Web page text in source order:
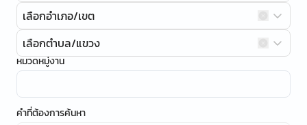
เลือกอำเภอ/เขต
เลือกตำบล/แขวง
หมวดหมู่งาน
คำที่ต้องการค้นหา